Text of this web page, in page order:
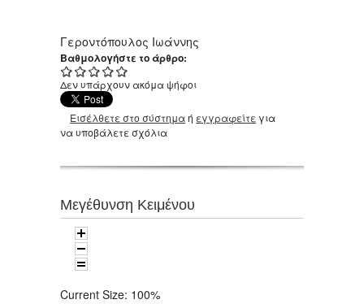
Γεροντόπουλος Ιωάννης
Βαθμολογήστε το άρθρο:
Δεν υπάρχουν ακόμα ψήφοι
Εισέλθετε στο σύστημαή εγγραφείτε για
να υποβάλετε σχόλια
Μεγέθυνση Κειμένου
Current Size: 100%